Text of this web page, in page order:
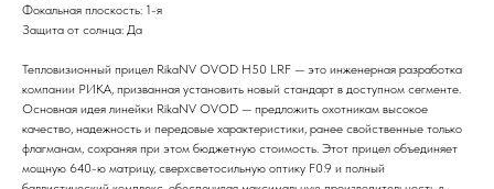
Фокальная плоскость: 1-я
Защита от солнца: Да
Тепловизионный прицел RikaNV OVOD H50 LRF — это инженерная разработка
компании РИКА, призванная установить новый стандарт в доступном сегменте.
Основная идея линейки RikaNV OVOD — предложить охотникам высокое
качество, надежность и передовые характеристики, ранее свойственные только
флагманам, сохраняя при этом бюджетную стоимость. Этот прицел объединяет
мощную 640-ю матрицу, сверхсветосильную оптику F0.9 и полный